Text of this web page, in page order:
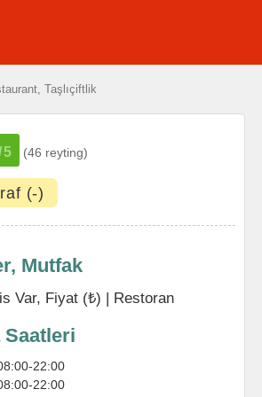
Taşlıçiftlik
5 (46 reyting)
(-)
Mutfak
Var, Fiyat (₺) | Restoran
Saatleri
22:00
22:00